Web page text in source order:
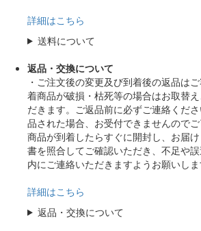
詳細はこちら
送料について
返品・交換について
・ご注文後の変更及び到着後の返品は
着商品が破損・枯死等の場合はお取替
だきます。ご返品前に必ずご連絡くだ
品された場合、お受付できませんのでご
商品が到着したらすぐに開封し、お届
書を照合してご確認いただき、不足や
内にご連絡いただきますようお願いしま
詳細はこちら
返品・交換について